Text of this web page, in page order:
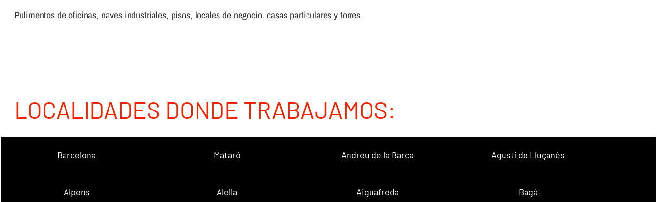
Pulimentos de oficinas, naves industriales, pisos, locales de negocio, casas particulares y torres.
LOCALIDADES DONDE TRABAJAMOS:
Barcelona Mataró Andreu de la Barca Agustí de Lluçanès
Alpens Alella Aiguafreda Bagà